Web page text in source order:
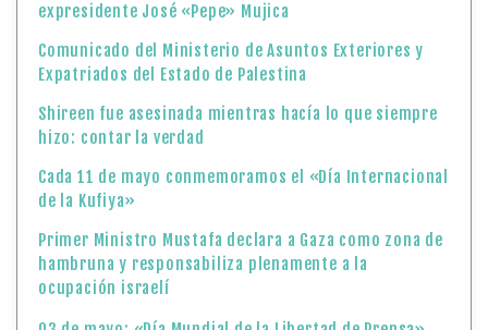
expresidente José «Pepe» Mujica
Comunicado del Ministerio de Asuntos Exteriores y
Expatriados del Estado de Palestina
Shireen fue asesinada mientras hacía lo que siempre
hizo: contar la verdad
Cada 11 de mayo conmemoramos el «Día Internacional
de la Kufiya»
Primer Ministro Mustafa declara a Gaza como zona de
hambruna y responsabiliza plenamente a la
ocupación israelí